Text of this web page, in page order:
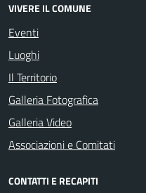
VIVERE IL COMUNE
Eventi
Luoghi
Il Territorio
Galleria Fotografica
Galleria Video
Associazioni e Comitati
CONTATTI E RECAPITI